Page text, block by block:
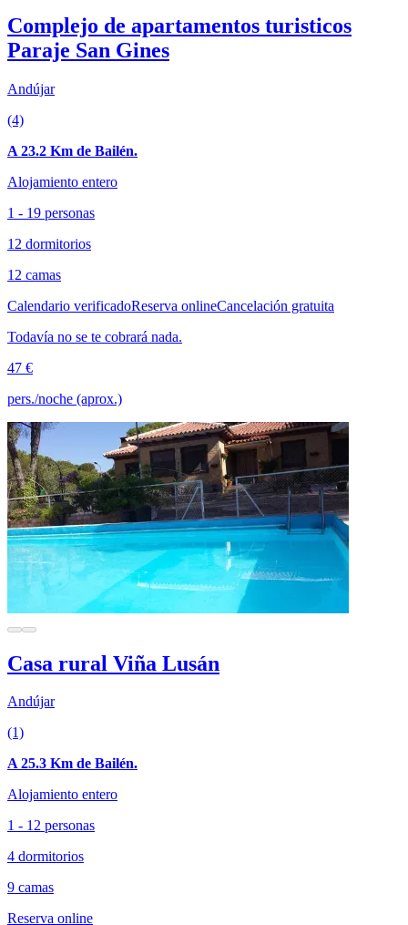
Complejo de apartamentos turisticos
Paraje San Gines
Andújar
(4)
A 23.2 Km de Bailén.
Alojamiento entero
1 - 19 personas
12 dormitorios
12 camas
Calendario verificadoReserva onlineCancelación gratuita
Todavía no se te cobrará nada.
47 €
pers./noche (aprox.)
Casa rural Viña Lusán
Andújar
(1)
A 25.3 Km de Bailén.
Alojamiento entero
1 - 12 personas
4 dormitorios
9 camas
Reserva online